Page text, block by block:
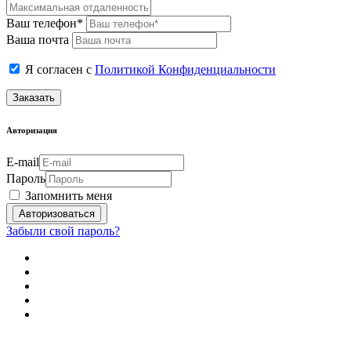
Ваш телефон*
Ваша почта
Я согласен с Политикой Конфиденциальности
Заказать
Авторизация
E-mail
Пароль
Запомнить меня
Забыли свой пароль?